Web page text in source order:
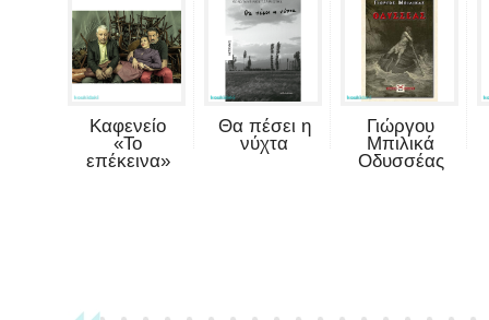
Καφενείο
«Το
επέκεινα»
Θα πέσει η
νύχτα
Γιώργου
Μπιλικά
Οδυσσέας